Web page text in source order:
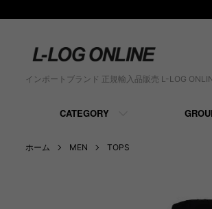
インポートブランド 正規輸入品販売 L-LOG
CATEGORY
ホーム MEN TOPS